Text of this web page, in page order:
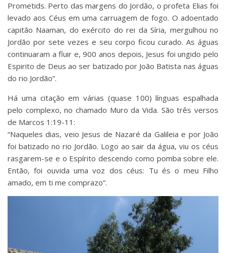
Prometids. Perto das margens do Jordão, o profeta Elias foi
levado aos Céus em uma carruagem de fogo. O adoentado
capitão Naaman, do exército do rei da Síria, mergulhou no
Jordão por sete vezes e seu corpo ficou curado. As águas
continuaram a fluir e, 900 anos depois, Jesus foi ungido pelo
Espirito de Deus ao ser batizado por João Batista nas águas
do rio Jordão”.
Há uma citação em várias (quase 100) línguas espalhada
pelo complexo, no chamado Muro da Vida. São três versos
de Marcos 1:19-11:
“Naqueles dias, veio Jesus de Nazaré da Galileia e por João
foi batizado no rio Jordão. Logo ao sair da água, viu os céus
rasgarem-se e o Espírito descendo como pomba sobre ele.
Então, foi ouvida uma voz dos céus: Tu és o meu Filho
amado, em ti me comprazo”.